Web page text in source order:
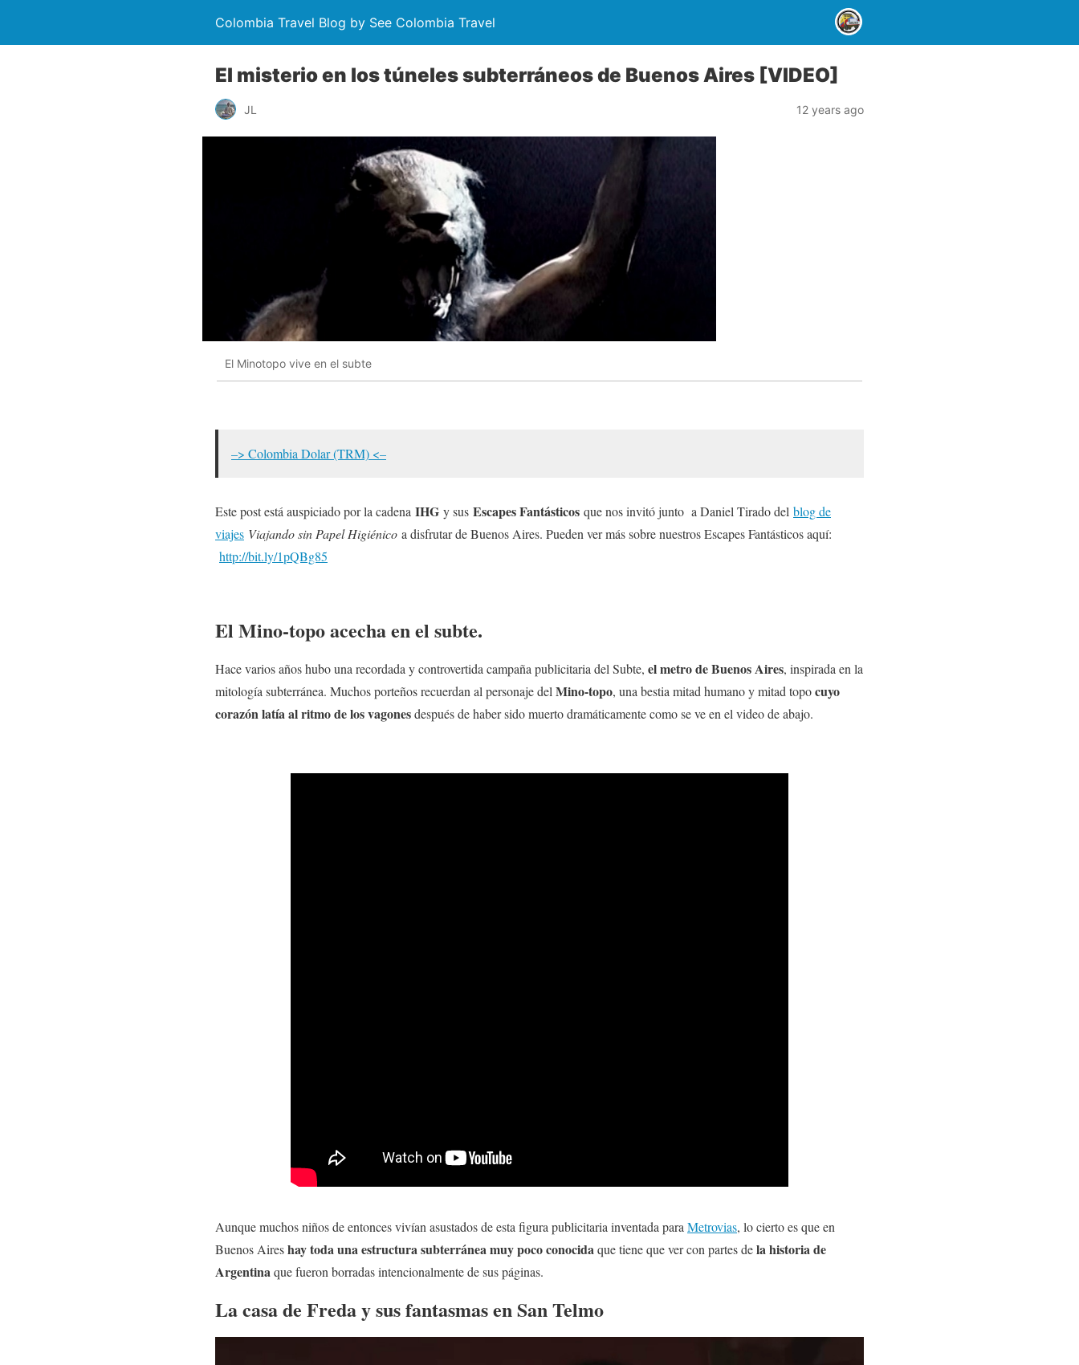
Colombia Travel Blog by See Colombia Travel
El misterio en los túneles subterráneos de Buenos Aires [VIDEO]
JL 12 years ago
El Minotopo vive en el subte
–> Colombia Dolar (TRM) <–
Este post está auspiciado por la cadena IHG y sus Escapes Fantásticos que nos invitó junto a Daniel Tirado del blog de
viajes Viajando sin Papel Higiénico a disfrutar de Buenos Aires. Pueden ver más sobre nuestros Escapes Fantásticos aquí:
http://bit.ly/1pQBg85
El Mino-topo acecha en el subte.
Hace varios años hubo una recordada y controvertida campaña publicitaria del Subte, el metro de Buenos Aires, inspirada en la
mitología subterránea. Muchos porteños recuerdan al personaje del Mino-topo, una bestia mitad humano y mitad topocuyo
corazón latía al ritmo de los vagonesdespués de haber sido muerto dramáticamente como se ve en el video de abajo.
Aunque muchos niños de entonces vivían asustados de esta figura publicitaria inventada para Metrovias, lo cierto es que en
Buenos Aireshay toda una estructura subterránea muy poco conocida que tiene que ver con partes dela historia de
Argentina que fueron borradas intencionalmente de sus páginas.
La casa de Freda y sus fantasmas en San Telmo